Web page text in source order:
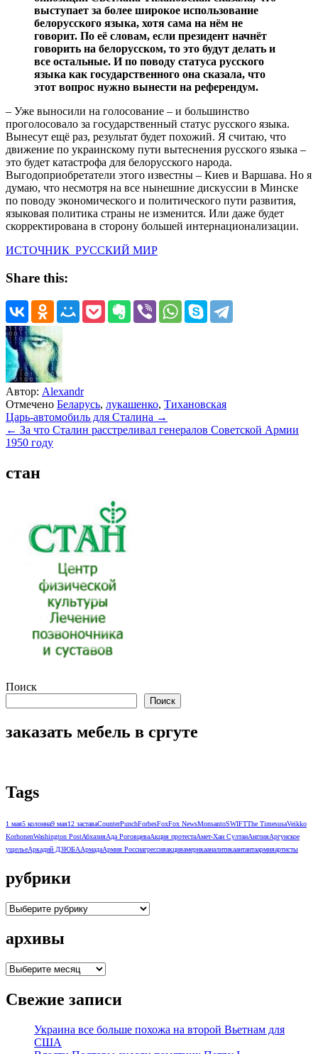
выступает за более широкое использование
белорусского языка, хотя сама на нём не
говорит. По её словам, если президент начнёт
говорить на белорусском, то это будут делать и
все остальные. И по поводу статуса русского
языка как государственного она сказала, что
этот вопрос нужно вынести на референдум.
– Уже выносили на голосование – и большинство
проголосовало за государственный статус русского языка.
Вынесут ещё раз, результат будет похожий. Я считаю, что
движение по украинскому пути вытеснения русского языка –
это будет катастрофа для белорусского народа.
Выгодоприобретатели этого известны – Киев и Варшава. Но я
думаю, что несмотря на все нынешние дискуссии в Минске
по поводу экономического и политического пути развития,
языковая политика страны не изменится. Или даже будет
скорректирована в сторону большей интернационализации.
ИСТОЧНИК РУССКИЙ МИР
Share this:
Автор: Alexandr
Отмечено Беларусь, лукашенко, Тихановская
Навигация
по
Царь-автомобиль для Сталина →
← За что Сталин расстреливал генералов Советской Армии
1950 году
стан
Поиск
Поиск
заказать мебель в сргуте
Tags
1 мая5 колонна9 мая12 заставаCounterPunchForbesFoxFox NewsMonsantoSWIFTThe TimesusaVeikko
KorhonenWashington PostАбхазияАда РоговцеваАкция протестаАмет-Хан СултанАнглияАргунское
ущельеАркадий ДЗЮБААрмадаАрмия Россиагрессияакцияамерикааналитикаантантаармияартисты
рубрики
рубрики
архивы
архивы
Свежие записи
Украина все больше похожа на второй Вьетнам для
США